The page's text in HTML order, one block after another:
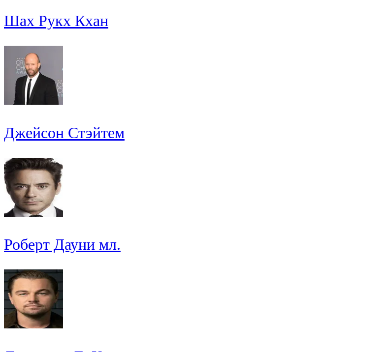
Шах Рукх Кхан
Джейсон Стэйтем
Роберт Дауни мл.